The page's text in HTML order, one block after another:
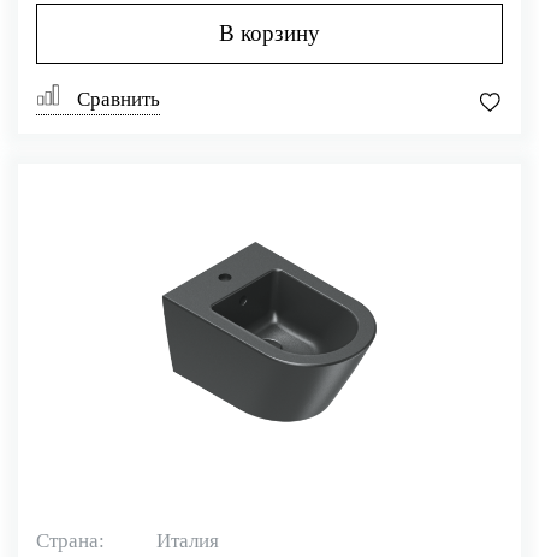
В корзину
Сравнить
Страна:
Италия